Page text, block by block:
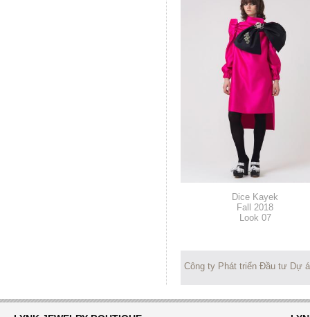
Dice Kayek
Fall 2018
Look 07
Công ty Phát triển Đầu tư Dự